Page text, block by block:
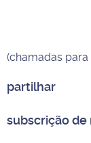
(chamadas
partilhar
subscrição